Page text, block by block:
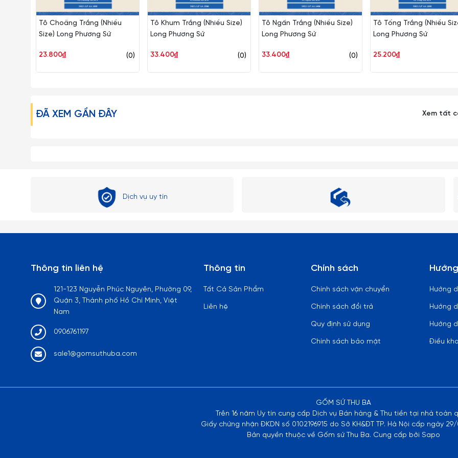
Tô Choãng Trắng (Nhiều
Size) Long Phương Sứ
(0)
23.800₫
Tô Khum Trắng (Nhiều Size)
Long Phương Sứ
(0)
33.400₫
Tô Ngấn Trắng (Nhiều Size)
Long Phương Sứ
(0)
33.400₫
Tô Tống Trắng (Nhiều
Long Phương Sứ
25.200₫
ĐÃ XEM GẦN ĐÂY Xem tất
Dịch vụ uy tín
Thông tin liên hệ
121-123 Nguyễn Phúc Nguyên, Phường 09,
Quận 3, Thành phố Hồ Chí Minh, Việt
Nam
0906761197
sale1@gomsuthuba.com
Thông tin
Tất Cả Sản Phẩm
Liên hệ
Chính sách
Chính sách vận chuyển
Chính sách đổi trả
Quy định sử dụng
Chính sách bảo mật
Hướng
Hướng
Hướng
Điều
GỐM SỨ THU BA
Trên 16 năm Uy tín cung cấp Dịch vụ Bán hàng & Thu tiền tại nhà toàn
Giấy chứng nhận ĐKDN số 0102196915 do Sở KH&ĐT TP. Hà Nội cấp ngày
Bản quyền thuộc về Gốm sứ Thu Ba. Cung cấp bởi Sapo